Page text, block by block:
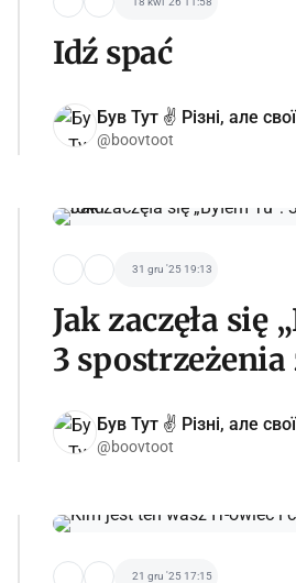
Idź spać
Був Тут ✌️ Різні, але
@boovtoot
31 gru '25 19:13
Jak zaczęła się
3 spostrzeżenia
Був Тут ✌️ Різні, але
@boovtoot
21 gru '25 17:15